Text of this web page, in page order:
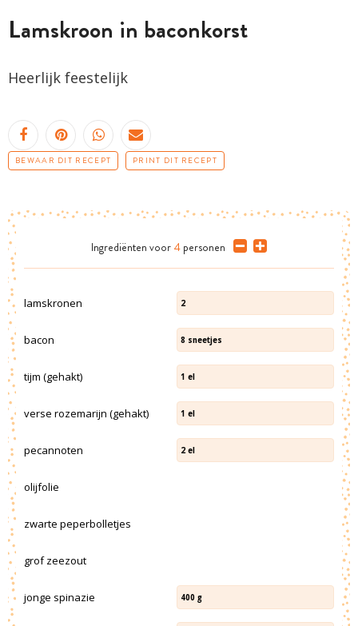
Lamskroon in baconkorst
Heerlijk feestelijk
BEWAAR DIT RECEPT PRINT DIT RECEPT
Ingrediënten voor 4 personen
lamskronen 2
bacon 8 sneetjes
tijm (gehakt) 1 el
verse rozemarijn (gehakt) 1 el
pecannoten 2 el
olijfolie
zwarte peperbolletjes
grof zeezout
jonge spinazie 400 g